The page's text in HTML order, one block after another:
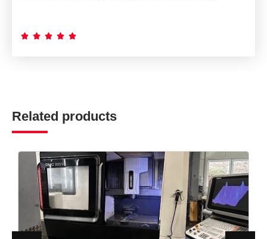
    
Related products